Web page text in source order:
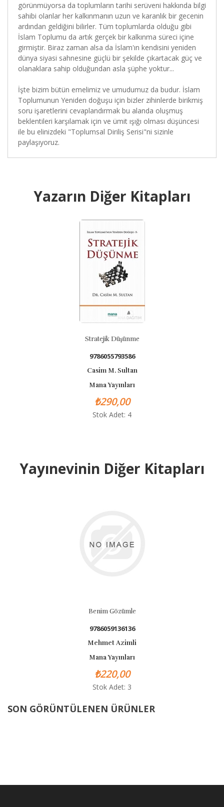
görünmüyorsa da toplumların tarihi serüveni hakkında bilgi
sahibi olanlar her kalkınmanın uzun ve karanlık bir gecenin
ardından geldiğini bilirler. Tüm toplumlarda olduğu gibi
İslam Toplumu da artık gerçek bir kalkınma süreci içine
girmiştir. Biraz zaman alsa da İslam'ın kendisini yeniden
dünya siyasi sahnesine güçlü bir şekilde çıkartacak güç ve
olanaklara sahip olduğundan asla şüphe yoktur...
İşte bizim bütün emelimiz ve umudumuz da budur. İslam
Toplumunun Yeniden doğuşu için bizler zihinlerde birikmiş
soru işaretlerini cevaplandırmak bu alanda oluşmuş
beklentileri karşılamak için ve ümit ışığı olması düşüncesi
ile bu elinizdeki "Toplumsal Diriliş Serisi"ni sizinle
paylaşıyoruz.
Yazarın Diğer Kitapları
Stratejik Düşünme
Casim M. Sultan
Yayınevinin Diğer Kitapları
Benim Gözümle
9786059136136
Mehmet Azimli
Mana Yayınları
₺220,00
Stok Adet: 3
SON GÖRÜNTÜLENEN ÜRÜNLER